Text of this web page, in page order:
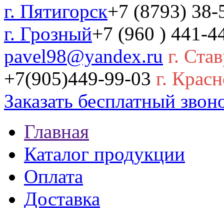
г. Пятигорск+7 (8793) 38-
г. Грозный+7 (960 ) 441-
pavel98@yandex.ru г.
+7(905)449-99-03 г.
Заказать бесплатный
Главная
Каталог продукции
Оплата
Доставка